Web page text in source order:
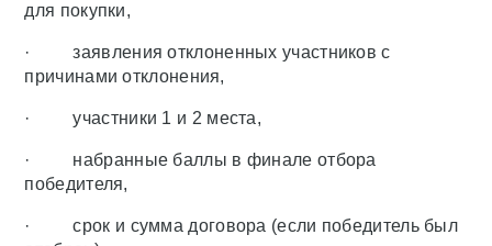
для покупки,
· заявления отклоненных участников с
причинами отклонения,
· участники 1 и 2 места,
· набранные баллы в финале отбора
победителя,
· срок и сумма договора (если победитель был